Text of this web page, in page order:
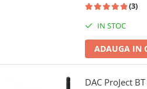
(3)
IN STOC
ADAUGA IN
DAC